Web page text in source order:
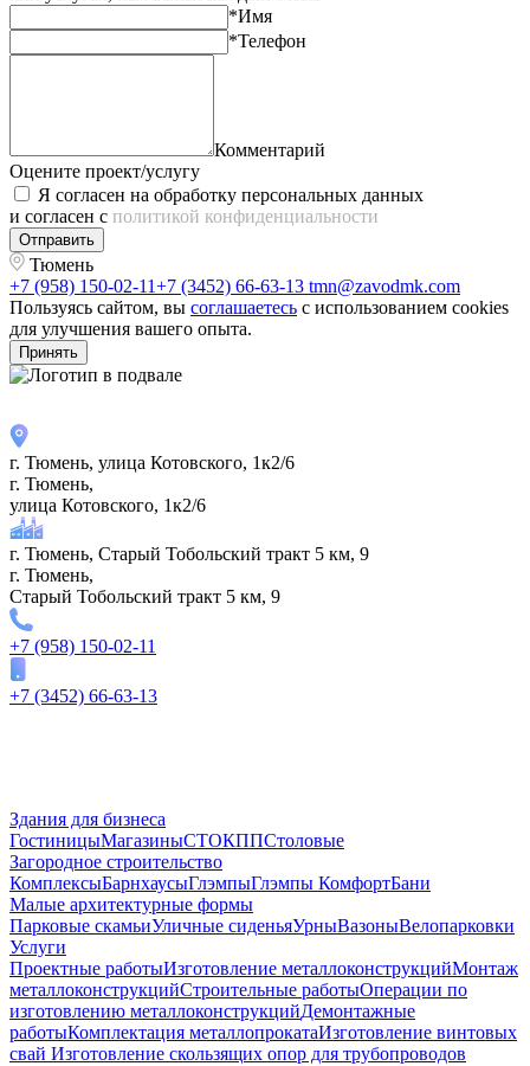
*Имя
*Телефон
Комментарий
Оцените проект/услугу
Я согласен на обработку персональных данных
и согласен с политикой конфиденциальности
Отправить
Тюмень
+7 (958) 150-02-11+7 (3452) 66-63-13 tmn@zavodmk.com
Пользуясь сайтом, вы соглашаетесь с использованием cookies
для улучшения вашего опыта.
Принять
г. Тюмень, улица Котовского, 1к2/6
г. Тюмень,
улица Котовского, 1к2/6
г. Тюмень, Старый Тобольский тракт 5 км, 9
г. Тюмень,
Старый Тобольский тракт 5 км, 9
+7 (958) 150-02-11
+7 (3452) 66-63-13
Здания для бизнеса
ГостиницыМагазиныСТОКППСтоловые
Загородное строительство
КомплексыБарнхаусыГлэмпыГлэмпы КомфортБани
Малые архитектурные формы
Парковые скамьиУличные сиденьяУрныВазоныВелопарковки
Услуги
Проектные работыИзготовление металлоконструкцийМонтаж
металлоконструкцийСтроительные работыОперации по
изготовлению металлоконструкцийДемонтажные
работыКомплектация металлопрокатаИзготовление винтовых
свай Изготовление скользящих опор для трубопроводов